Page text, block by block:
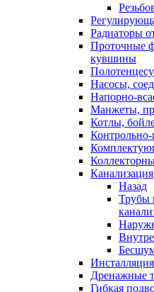
Радиаторы
Проточные
кувшины
Насосы,
Напорно-
Манжеты,
Котлы,
Канализация
Назад
Трубы
Дренажные
Гибкая